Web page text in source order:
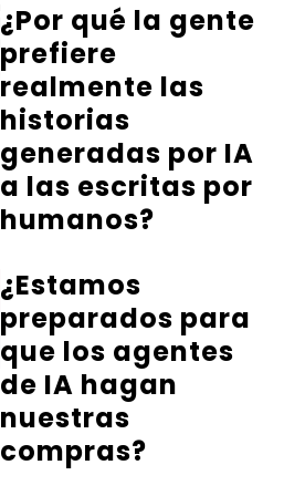
¿Por qué la gente
prefiere
realmente las
historias
generadas por IA
a las escritas por
humanos?
¿Estamos
preparados para
que los agentes
de IA hagan
nuestras
compras?